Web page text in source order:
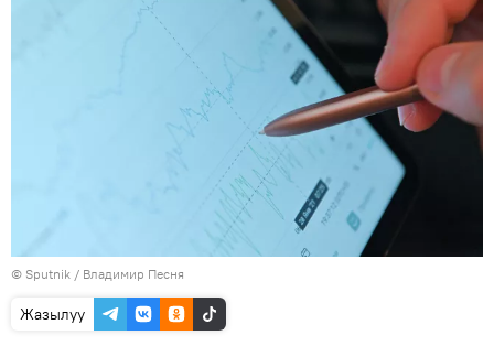
© Sputnik / Владимир Песня
Жазылуу